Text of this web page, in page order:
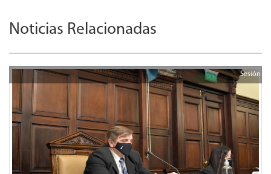
Noticias Relacionadas
Sesión